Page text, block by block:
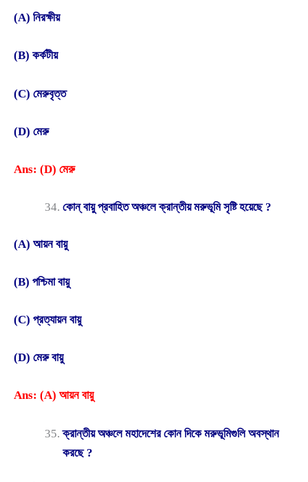
(A) নিরক্ষীয়
(B) কর্কটীয়
(C) মেরুবৃত্ত
(D) মেরু
Ans: (D) মেরু
কোন্ বায়ু প্রবাহিত অঞ্চলে ক্রান্তীয় মরুভূমি সৃষ্টি হয়েছে ?
(A) আয়ন বায়ু
(B) পশ্চিমা বায়ু
(C) প্রত্যায়ন বায়ু
(D) মেরু বায়ু
Ans: (A) আয়ন বায়ু
ক্রান্তীয় অঞ্চলে মহাদেশের কোন দিকে মরুভূমিগুলি অবস্থান
করছে ?